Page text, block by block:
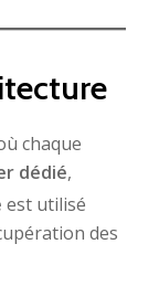
chaque
dédié,
est utilisé
des